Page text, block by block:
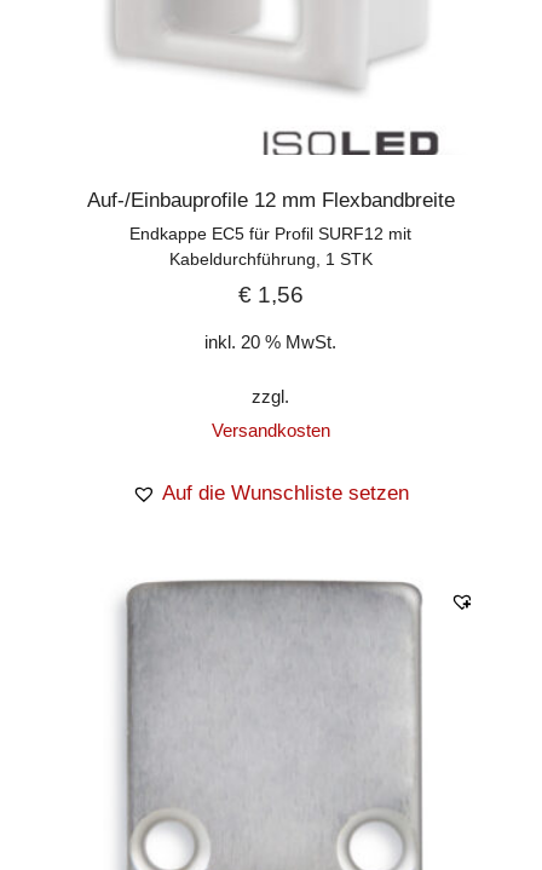
Auf-/Einbauprofile 12 mm Flexbandbreite
Endkappe EC5 für Profil SURF12 mit
Kabeldurchführung, 1 STK
€1,56
inkl. 20 % MwSt.
zzgl.
Versandkosten
Auf die Wunschliste setzen